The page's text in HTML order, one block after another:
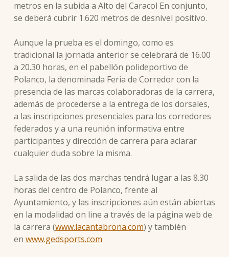
metros en la subida a Alto del Caracol En conjunto,
se deberá cubrir 1.620 metros de desnivel positivo.
Aunque la prueba es el domingo, como es
tradicional la jornada anterior se celebrará de 16.00
a 20.30 horas, en el pabellón polideportivo de
Polanco, la denominada Feria de Corredor con la
presencia de las marcas colaboradoras de la carrera,
además de procederse a la entrega de los dorsales,
a las inscripciones presenciales para los corredores
federados y a una reunión informativa entre
participantes y dirección de carrera para aclarar
cualquier duda sobre la misma.
La salida de las dos marchas tendrá lugar a las 8.30
horas del centro de Polanco, frente al
Ayuntamiento, y las inscripciones aún están abiertas
en la modalidad on line a través de la página web de
la carrera (www.lacantabrona.com) y también
en www.gedsports.com